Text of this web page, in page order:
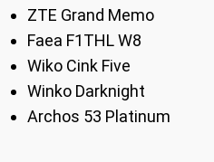
ZTE Grand Memo
Faea F1THL W8
Wiko Cink Five
Winko Darknight
Archos 53 Platinum